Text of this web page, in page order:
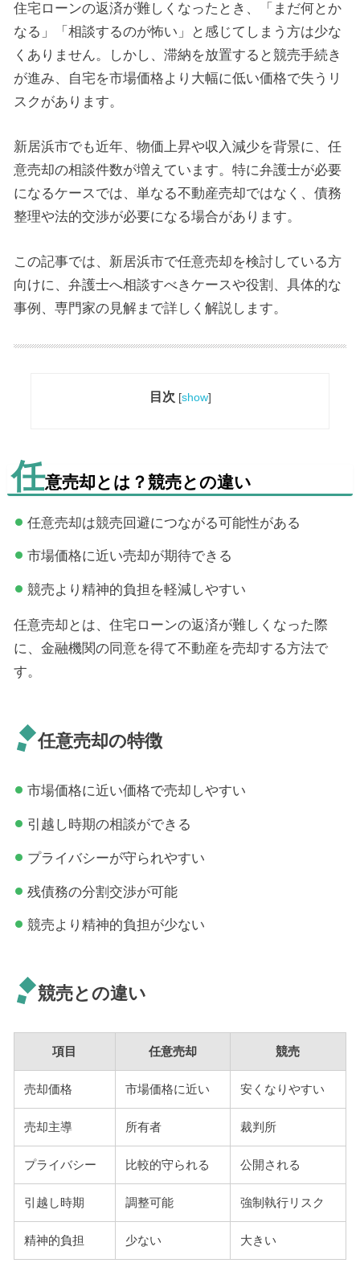
住宅ローンの返済が難しくなったとき、「まだ何とか
なる」「相談するのが怖い」と感じてしまう方は少な
くありません。しかし、滞納を放置すると競売手続き
が進み、自宅を市場価格より大幅に低い価格で失うリ
スクがあります。
新居浜市でも近年、物価上昇や収入減少を背景に、任
意売却の相談件数が増えています。特に弁護士が必要
になるケースでは、単なる不動産売却ではなく、債務
整理や法的交渉が必要になる場合があります。
この記事では、新居浜市で任意売却を検討している方
向けに、弁護士へ相談すべきケースや役割、具体的な
事例、専門家の見解まで詳しく解説します。
目次 [show]
任意売却とは？競売との違い
任意売却は競売回避につながる可能性がある
市場価格に近い売却が期待できる
競売より精神的負担を軽減しやすい
任意売却とは、住宅ローンの返済が難しくなった際
に、金融機関の同意を得て不動産を売却する方法で
す。
任意売却の特徴
市場価格に近い価格で売却しやすい
引越し時期の相談ができる
プライバシーが守られやすい
残債務の分割交渉が可能
競売より精神的負担が少ない
競売との違い
項目 任意売却 競売
売却価格 市場価格に近い 安くなりやすい
売却主導 所有者 裁判所
プライバシー 比較的守られる 公開される
引越し時期 調整可能 強制執行リスク
精神的負担 少ない 大きい